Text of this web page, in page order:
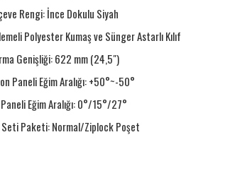
Rengi: İnce Dokulu Siyah
Polyester Kumaş ve Sünger Astarlı Kılıf
Genişliği: 622 mm (24,5")
Paneli Eğim Aralığı: +50°~-50°
Eğim Aralığı: 0°/15°/27°
Paketi: Normal/Ziplock Poşet